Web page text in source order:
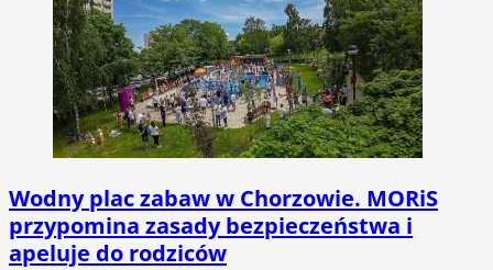
Wodny plac zabaw w Chorzowie. MORiS
przypomina zasady bezpieczeństwa i
apeluje do rodziców